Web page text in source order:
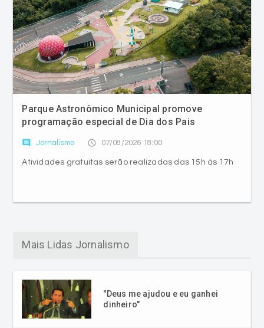
Parque Astronômico Municipal promove
programação especial de Dia dos Pais
comment Jornalismo access_time 07/08/2026 18:00
Atividades gratuitas serão realizadas das 15h às 17h
Mais Lidas Jornalismo
"Deus me ajudou e eu ganhei
dinheiro"